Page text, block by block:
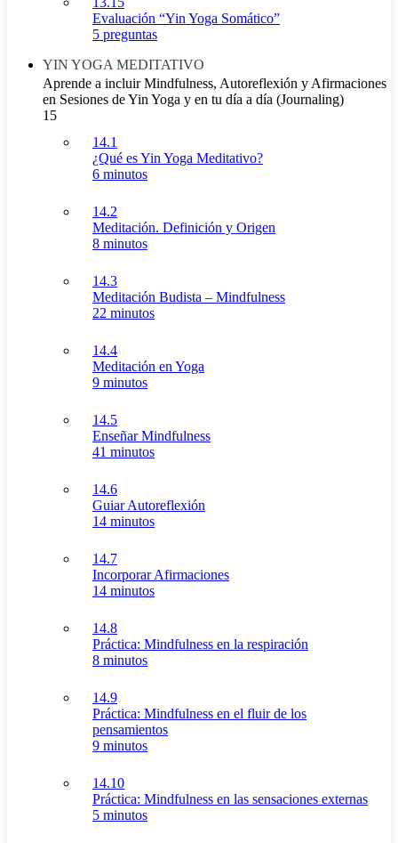
Evaluación “Yin Yoga Somático”
5 preguntas
YIN YOGA MEDITATIVO
Aprende a incluir Mindfulness, Autoreflexión y Afirmaciones
en Sesiones de Yin Yoga y en tu día a día (Journaling)
15
14.1
¿Qué es Yin Yoga Meditativo?
6 minutos
14.2
Meditación. Definición y Origen
8 minutos
14.3
Meditación Budista – Mindfulness
22 minutos
14.4
Meditación en Yoga
9 minutos
14.5
Enseñar Mindfulness
41 minutos
14.6
Guiar Autoreflexión
14 minutos
14.7
Incorporar Afirmaciones
14 minutos
14.8
Práctica: Mindfulness en la respiración
8 minutos
14.9
Práctica: Mindfulness en el fluir de los
pensamientos
9 minutos
14.10
Práctica: Mindfulness en las sensaciones externas
5 minutos